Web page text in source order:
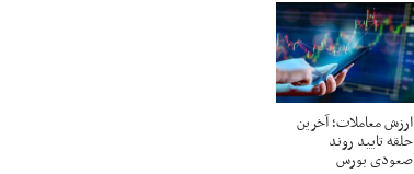
ارزش معاملات؛ آخرین
حلقه تایید روند
صعودی بورس